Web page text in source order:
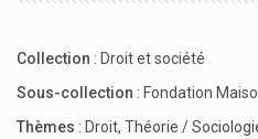
Collection : Droit et société
Sous-collection : Fondation
Thèmes : Droit, Théorie /